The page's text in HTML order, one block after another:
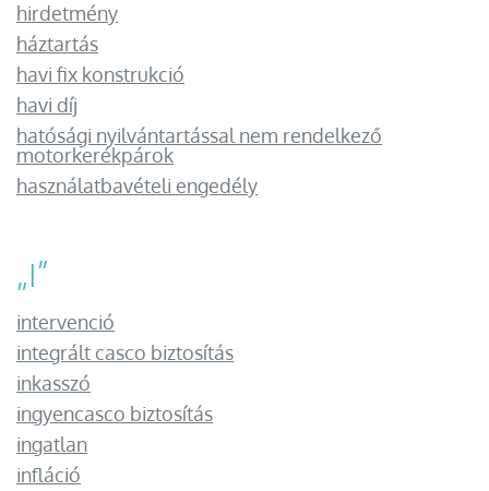
hirdetmény
háztartás
havi fix konstrukció
havi díj
hatósági nyilvántartással nem rendelkező
motorkerékpárok
használatbavételi engedély
„I”
intervenció
integrált casco biztosítás
inkasszó
ingyencasco biztosítás
ingatlan
infláció